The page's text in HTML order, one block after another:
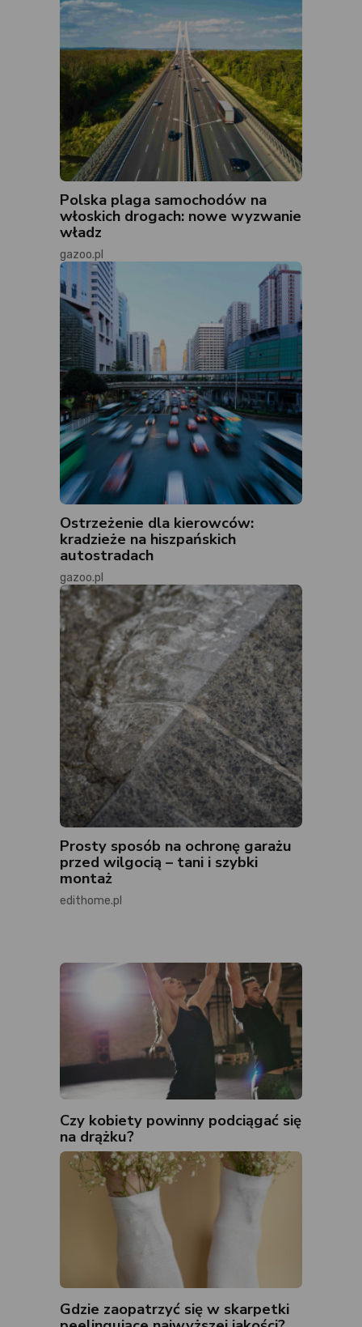
Polska plaga samochodów na
włoskich drogach: nowe wyzwanie
władz
gazoo.pl
Ostrzeżenie dla kierowców:
kradzieże na hiszpańskich
autostradach
gazoo.pl
Prosty sposób na ochronę garażu
przed wilgocią – tani i szybki
montaż
edithome.pl
Czy kobiety powinny podciągać się
na drążku?
Gdzie zaopatrzyć się w skarpetki